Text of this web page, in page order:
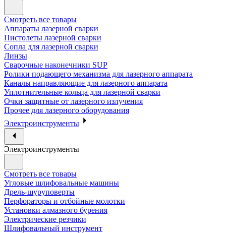
Смотреть все товары
Аппараты лазерной сварки
Пистолеты лазерной сварки
Сопла для лазерной сварки
Линзы
Сварочные наконечники SUP
Ролики подающего механизма для лазерного аппарата
Каналы направляющие для лазерного аппарата
Уплотнительные кольца для лазерной сварки
Очки защитные от лазерного излучения
Прочее для лазерного оборудования
Электроинструменты
Электроинструменты
Смотреть все товары
Угловые шлифовальные машины
Дрель-шуруповерты
Перфораторы и отбойные молотки
Установки алмазного бурения
Электрические резчики
Шлифовальный инструмент